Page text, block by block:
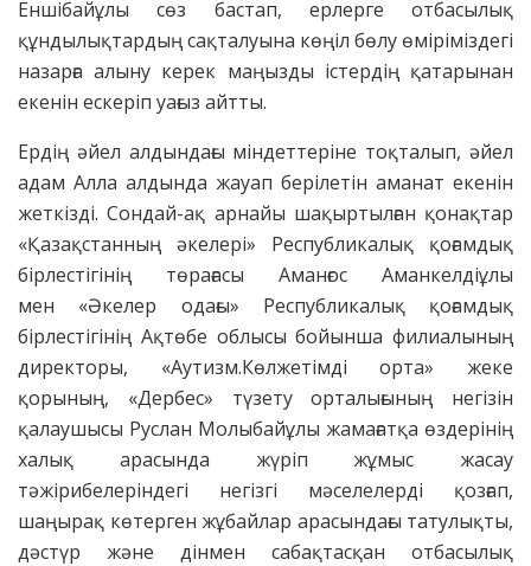
Еншібайұлы сөз бастап, ерлерге отбасылық
құндылықтардың сақталуына көңіл бөлу өміріміздегі
назарға алыну керек маңызды істердің қатарынан
екенін ескеріп уағыз айтты.
Ердің әйел алдындағы міндеттеріне тоқталып, әйел
адам Алла алдында жауап берілетін аманат екенін
жеткізді. Сондай-ақ арнайы шақыртылған қонақтар
«Қазақстанның әкелері» Республикалық қоғамдық
бірлестігінің төрағасы Аманғос Аманкелдіұлы
мен «Әкелер одағы» Республикалық қоғамдық
бірлестігінің Ақтөбе облысы бойынша филиалының
директоры, «Аутизм.Көлжетімді орта» жеке
қорының, «Дербес» түзету орталығының негізін
қалаушысы Руслан Молыбайұлы жамағатқа өздерінің
халық арасында жүріп жұмыс жасау
тәжірибелеріндегі негізгі мәселелерді қозғап,
шаңырақ көтерген жұбайлар арасындағы татулықты,
дәстүр және дінмен сабақтасқан отбасылық